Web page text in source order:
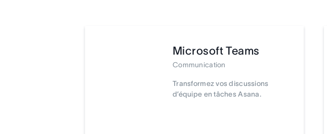
Microsoft Teams
Communication
Transformez vos discussions
d’équipe en tâches Asana.